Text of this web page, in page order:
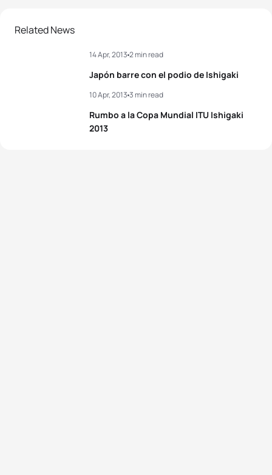
2Bryan Keane
AUS 01:54:02
UKR 01:54:46
Related News
Japón barre con el podio de Ishigaki
14 Apr, 2013 2 min read
Rumbo a la Copa Mundial ITU Ishigaki
2013
10 Apr, 2013 3 min read